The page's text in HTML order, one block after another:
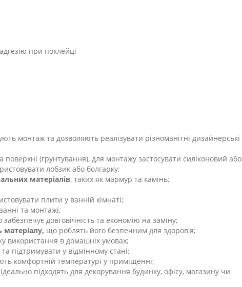
при поклейці
монтаж та дозволяють реалізувати різноманітні дизайнерські
поверхні (грунтування), для монтажу застосувати силіконовий або
лобзик або болгарку;
матеріалів, таких як мармур та камінь;
плити у ванній кімнаті;
та монтажі;
забезпечує довговічність та економію на заміну;
матеріалу, що роблять його безпечним для здоров'я;
використання в домашніх умовах;
підтримувати у відмінному стані;
комфортній температурі у приміщенні;
підходять для декорування будинку, офісу, магазину чи